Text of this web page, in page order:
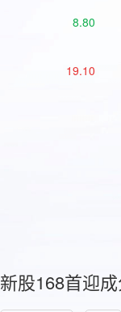
8.80
19.10
新股168首迎